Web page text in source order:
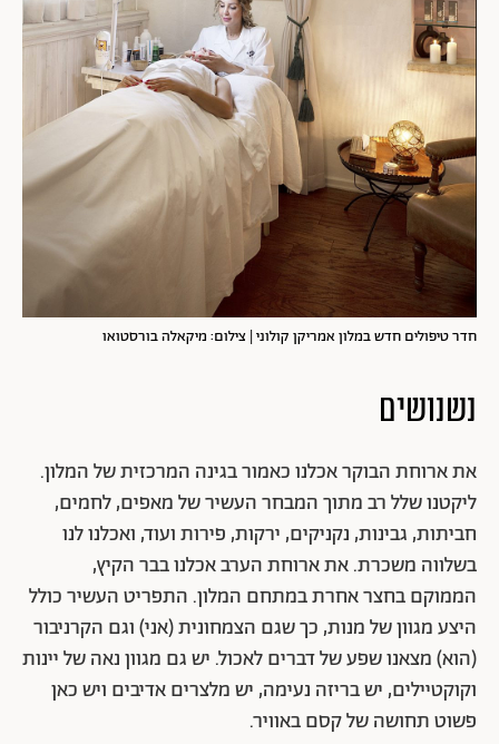
חדר טיפולים חדש במלון אמריקן קולוני | צילום: מיקאלה בורסטואו
נשנושים
את ארוחת הבוקר אכלנו כאמור בגינה המרכזית של המלון.
ליקטנו שלל רב מתוך המבחר העשיר של מאפים, לחמים,
חביתות, גבינות, נקניקים, ירקות, פירות ועוד, ואכלנו לנו
בשלווה משכרת. את ארוחת הערב אכלנו בבר הקיץ,
הממוקם בחצר אחרת במתחם המלון. התפריט העשיר כולל
היצע מגוון של מנות, כך שגם הצמחונית (אני) וגם הקרניבור
(הוא) מצאנו שפע של דברים לאכול. יש גם מגוון נאה של יינות
וקוקטיילים, יש בריזה נעימה, יש מלצרים אדיבים ויש כאן
פשוט תחושה של קסם באוויר.